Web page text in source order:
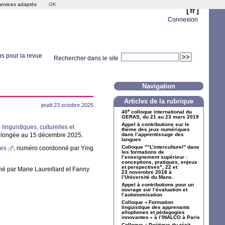
[ fr ]
Connexion
Rechercher dans le site
pour la revue
jeudi 23 octobre 2025
linguistiques, culturelles et
au 15 décembre 2025.
, numéro coordonné par Ying
par Marie Laureillard et Fanny
Navigation
Articles de la rubrique
40ecolloque international du
GERAS , du 21 au 23 mars 2019
Appel à contributions sur le
thème des jeux numériques
dans l’apprentissage des
langues
Colloque​ "“L’interculturel” dans
les formations de
l’enseignement supérieur :
conceptions, pratiques, enjeux
et perspectives", 22 et
23 novembre 2018 à
l’Université du Mans.
Appel à contributions pour un
ouvrage sur l’évaluation et
l’autonomisation
Colloque « Formation
linguistique des apprenants
allophones et pédagogies
innovantes » à l’INALCO à Paris
adaptés OK